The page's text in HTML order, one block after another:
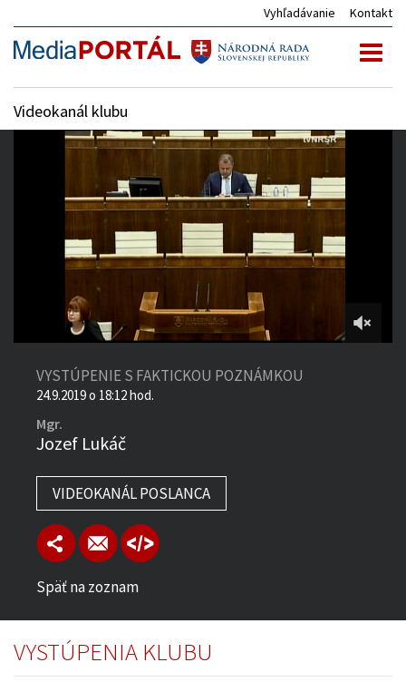
Vyhľadávanie Kontakt
Videokanál klubu
5:06:34
VYSTÚPENIE S FAKTICKOU POZNÁMKOU
24.9.2019 o 18:12 hod.
Mgr.
Jozef Lukáč
VIDEOKANÁL POSLANCA
Späť na zoznam
VYSTÚPENIA KLUBU